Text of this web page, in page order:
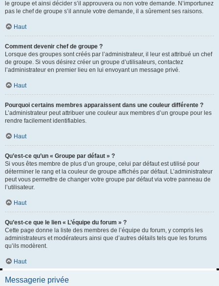
le groupe et ainsi décider s’il approuvera ou non votre demande. N’importunez
pas le chef de groupe s’il annule votre demande, il a sûrement ses raisons.
Haut
Comment devenir chef de groupe ?
Lorsque des groupes sont créés par l’administrateur, il leur est attribué un chef
de groupe. Si vous désirez créer un groupe d’utilisateurs, contactez
l’administrateur en premier lieu en lui envoyant un message privé.
Haut
Pourquoi certains membres apparaissent dans une couleur différente ?
L’administrateur peut attribuer une couleur aux membres d’un groupe pour les
rendre facilement identifiables.
Haut
Qu’est-ce qu’un « Groupe par défaut » ?
Si vous êtes membre de plus d’un groupe, celui par défaut est utilisé pour
déterminer le rang et la couleur de groupe affichés par défaut. L’administrateur
peut vous permettre de changer votre groupe par défaut via votre panneau de
l’utilisateur.
Haut
Qu’est-ce que le lien « L’équipe du forum » ?
Cette page donne la liste des membres de l’équipe du forum, y compris les
administrateurs et modérateurs ainsi que d’autres détails tels que les forums
qu’ils modèrent.
Haut
Messagerie privée